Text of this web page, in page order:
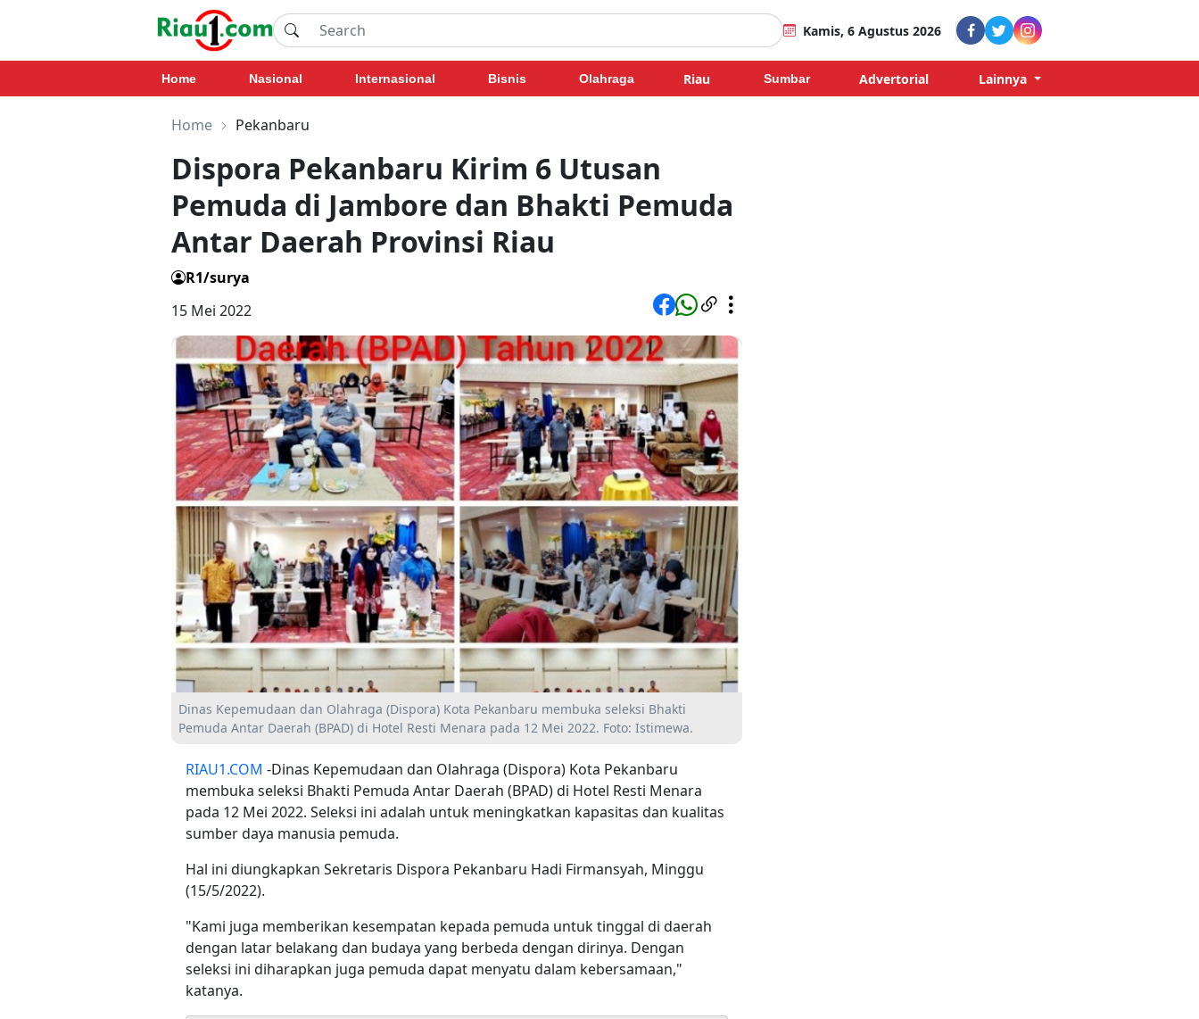
Kamis, 6 Agustus 2026
Home Nasional Internasional Bisnis Olahraga Riau Sumbar Advertorial Lainnya
Home Pekanbaru
Dispora Pekanbaru Kirim 6 Utusan
Pemuda di Jambore dan Bhakti Pemuda
Antar Daerah Provinsi Riau
R1/surya
15 Mei 2022
Dinas Kepemudaan dan Olahraga (Dispora) Kota Pekanbaru membuka seleksi Bhakti
Pemuda Antar Daerah (BPAD) di Hotel Resti Menara pada 12 Mei 2022. Foto: Istimewa.
RIAU1.COM -Dinas Kepemudaan dan Olahraga (Dispora) Kota Pekanbaru
membuka seleksi Bhakti Pemuda Antar Daerah (BPAD) di Hotel Resti Menara
pada 12 Mei 2022. Seleksi ini adalah untuk meningkatkan kapasitas dan kualitas
sumber daya manusia pemuda.
Hal ini diungkapkan Sekretaris Dispora Pekanbaru Hadi Firmansyah, Minggu
(15/5/2022).
"Kami juga memberikan kesempatan kepada pemuda untuk tinggal di daerah
dengan latar belakang dan budaya yang berbeda dengan dirinya. Dengan
seleksi ini diharapkan juga pemuda dapat menyatu dalam kebersamaan,"
katanya.